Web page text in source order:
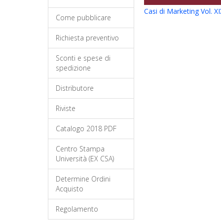
Come pubblicare
Richiesta preventivo
Sconti e spese di
spedizione
Distributore
Riviste
Catalogo 2018 PDF
Centro Stampa
Università (EX CSA)
Determine Ordini
Acquisto
Regolamento
Casi di Marketing Vol.